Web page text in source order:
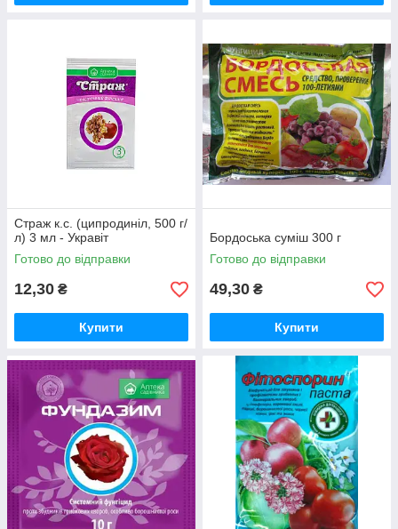
Страж к.с. (ципродиніл, 500 г/
л) 3 мл - Укравіт
Готово до відправки
12,30 ₴
Купити
Бордоська суміш 300 г
Готово до відправки
49,30 ₴
Купити